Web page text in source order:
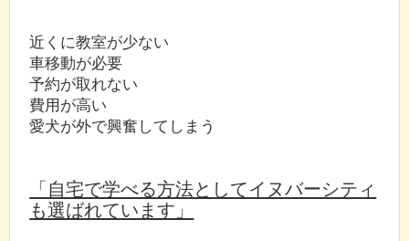
近くに教室が少ない
車移動が必要
予約が取れない
費用が高い
愛犬が外で興奮してしまう
「自宅で学べる方法としてイヌバーシティ
も選ばれています」